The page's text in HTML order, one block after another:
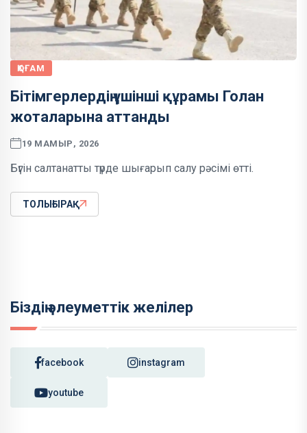
ҚОҒАМ
Бітімгерлердің үшінші құрамы Голан
жоталарына аттанды
19 МАМЫР, 2026
Бүгін салтанатты түрде шығарып салу рәсімі өтті.
ТОЛЫҒЫРАҚ
Біздің әлеуметтік желілер
facebook instagram
youtube